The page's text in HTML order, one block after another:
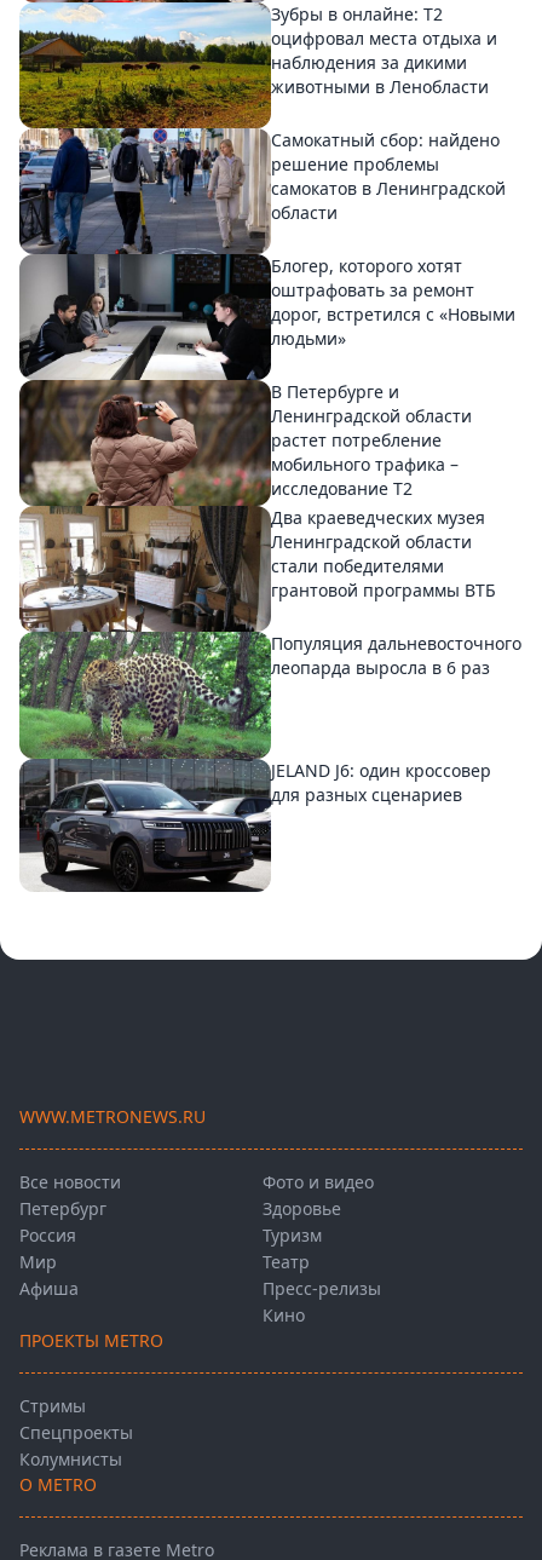
Зубры в онлайне: Т2
оцифровал места отдыха и
наблюдения за дикими
животными в Ленобласти
Самокатный сбор: найдено
решение проблемы
самокатов в Ленинградской
области
Блогер, которого хотят
оштрафовать за ремонт
дорог, встретился с «Новыми
людьми»
В Петербурге и
Ленинградской области
растет потребление
мобильного трафика –
исследование T2
Два краеведческих музея
Ленинградской области
стали победителями
грантовой программы ВТБ
Популяция дальневосточного
леопарда выросла в 6 раз
JELAND J6: один кроссовер
для разных сценариев
WWW.METRONEWS.RU
Все новости
Петербург
Россия
Мир
Афиша
Фото и видео
Здоровье
Туризм
Театр
Пресс-релизы
Кино
ПРОЕКТЫ METRO
Стримы
Спецпроекты
Колумнисты
О METRO
Реклама в газете Metro